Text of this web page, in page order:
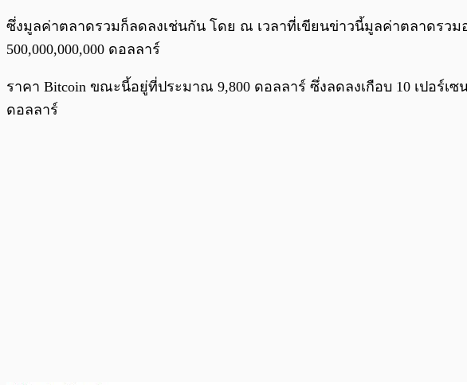
ซึ่งมูลค่าตลาดรวมก็ลดลงเช่นกัน โดย ณ เวลาที่เขียนข่าวนี้มูลค่าตลาดรว
500,000,000,000 ดอลลาร์
ราคา Bitcoin ขณะนี้อยู่ที่ประมาณ 9,800 ดอลลาร์ ซึ่งลดลงเกือบ 10 เปอร์เ
ดอลลาร์